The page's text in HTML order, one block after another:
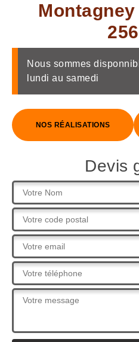
Nous sommes
lundi au samedi
NOS RÉALISATIONS
Devis